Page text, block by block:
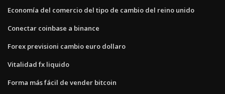
Economía del comercio del tipo de cambio del reino unido
Conectar coinbase a binance
Forex previsioni cambio euro dollaro
Vitalidad fx liquido
Forma más fácil de vender bitcoin